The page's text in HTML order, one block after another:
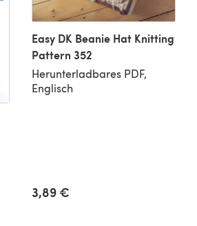
Easy DK Beanie Hat Knitting
Pattern 352
Herunterladbares PDF,
Englisch
3,89 €